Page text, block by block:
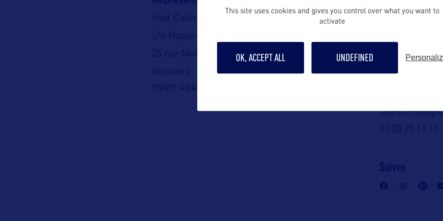
Visit California
c/o Hopscotch Tourism
25 rue Notre-Dame des
Victoires
75002 PARIS
(Fermé au public)
01 53 25 11 11
Suivre
This site uses cookies and gives you control over what you want to
activate
OK, ACCEPT ALL UNDEFINED